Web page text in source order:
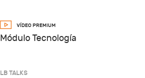
Módulo Tecnología
LB TALKS